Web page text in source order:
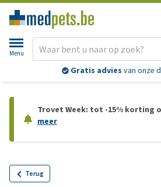
Menu
Gratis advies van onze
Trovet Week: tot -15% korting
meer
Terug